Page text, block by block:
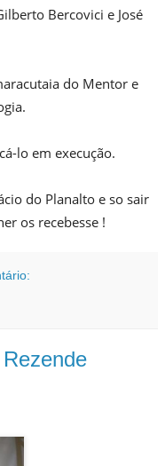
Bercovici e José
do Mentor e
lo em execução.
do Planalto e so sair
os recebesse !